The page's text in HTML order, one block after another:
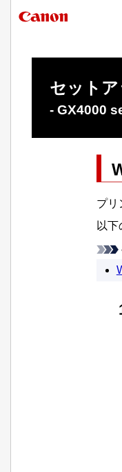
セット
- GX4000
プリ
以下